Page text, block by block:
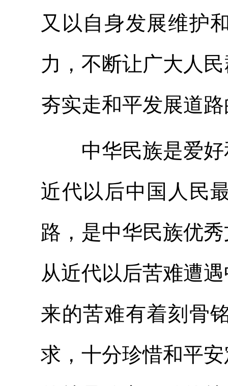
又以自身发展维护
力，不断让广大人
夯实走和平发展道
中华民族是爱好
近代以后中国人民
路，是中华民族优
从近代以后苦难遭
来的苦难有着刻骨
求，十分珍惜和平